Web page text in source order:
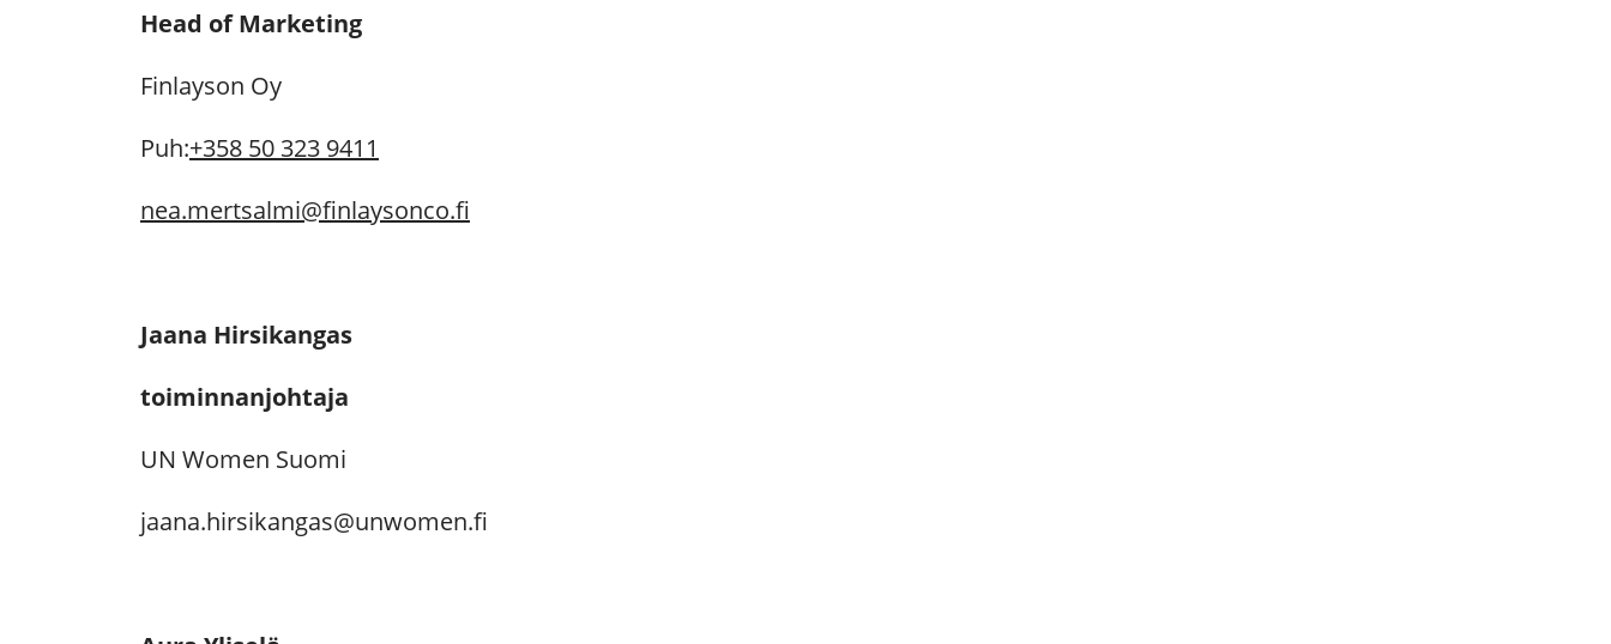
Head of Marketing
Finlayson Oy
Puh:+358 50 323 9411
nea.mertsalmi@finlaysonco.fi
Jaana Hirsikangas
toiminnanjohtaja
UN Women Suomi
jaana.hirsikangas@unwomen.fi